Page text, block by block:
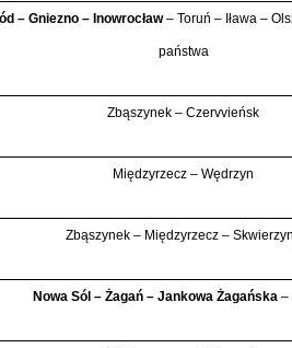
– Gniezno – Inowrocław– Toruń – Iława –
państwa
Zbąszynek – Czervvieńsk
Międzyrzecz – Wędrzyn
Zbąszynek – Międzyrzecz –
Nowa Sól – Żagań – Jankowa Żagańska –